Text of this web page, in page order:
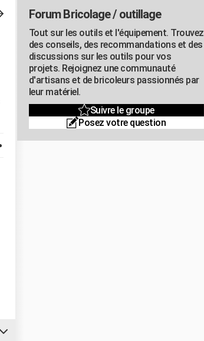
Forum Bricolage / outillage
Tout sur les outils et l'équipement. Trouvez
des conseils, des recommandations et des
discussions sur les outils pour vos
projets. Rejoignez une communauté
d'artisans et de bricoleurs passionnés par
leur matériel.
Suivre le groupe
Posez votre question